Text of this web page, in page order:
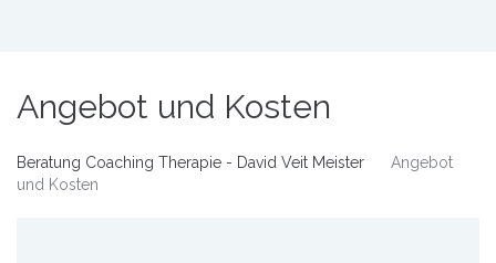
Angebot und Kosten
Beratung Coaching Therapie - David Veit Meister
Angebot
und Kosten